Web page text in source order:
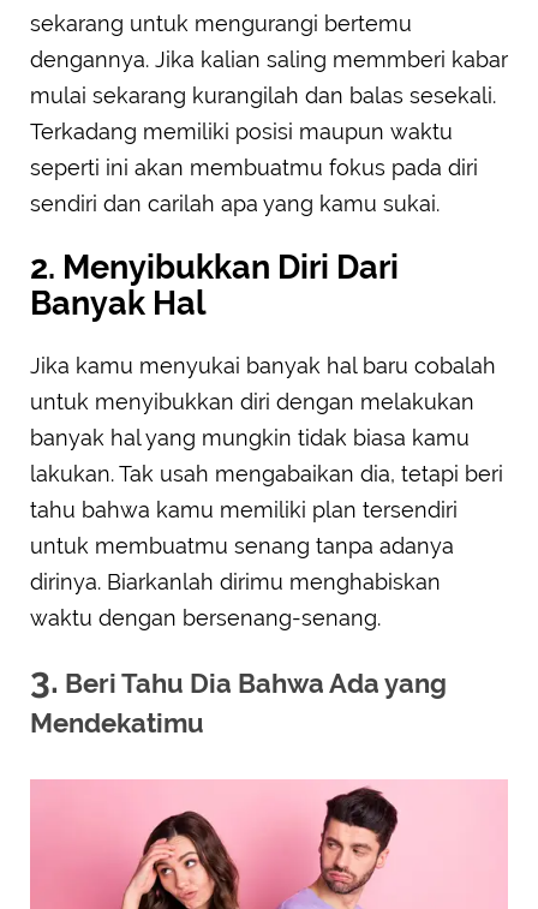
sekarang untuk mengurangi bertemu
dengannya. Jika kalian saling memmberi kabar
mulai sekarang kurangilah dan balas sesekali.
Terkadang memiliki posisi maupun waktu
seperti ini akan membuatmu fokus pada diri
sendiri dan carilah apa yang kamu sukai.
2. Menyibukkan Diri Dari
Banyak Hal
Jika kamu menyukai banyak hal baru cobalah
untuk menyibukkan diri dengan melakukan
banyak hal yang mungkin tidak biasa kamu
lakukan. Tak usah mengabaikan dia, tetapi beri
tahu bahwa kamu memiliki plan tersendiri
untuk membuatmu senang tanpa adanya
dirinya. Biarkanlah dirimu menghabiskan
waktu dengan bersenang-senang.
3. Beri Tahu Dia Bahwa Ada yang
Mendekatimu